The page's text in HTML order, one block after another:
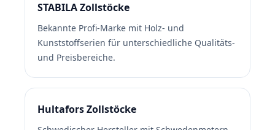
STABILA Zollstöcke
Bekannte Profi-Marke mit Holz- und
Kunststoffserien für unterschiedliche Qualitäts-
und Preisbereiche.
Hultafors Zollstöcke